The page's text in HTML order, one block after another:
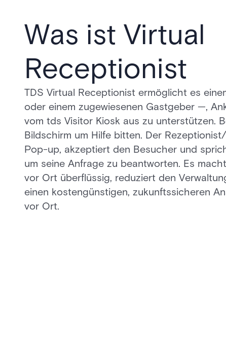
Was ist Virtual
Receptionist
TDS Virtual Receptionist ermöglicht es
oder einem zugewiesenen Gastgeber —,
vom tds Visitor Kiosk aus zu unterstützen.
Bildschirm um Hilfe bitten. Der
Pop-up, akzeptiert den Besucher und
um seine Anfrage zu beantworten. Es
vor Ort überflüssig, reduziert den
einen kostengünstigen, zukunftssicheren
vor Ort.